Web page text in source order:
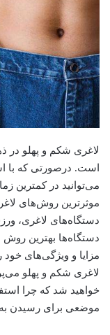
لاغری شکم و پهلو در
است. درصورتی که با
می‌توانید در کمترین
موثرترین روش‌های
دستگاه‌های لاغری،
دستگاه‌ها بهترین
لاغری شکم و پهلو
خواهید شد که چرا
موضعی برای رسیدن